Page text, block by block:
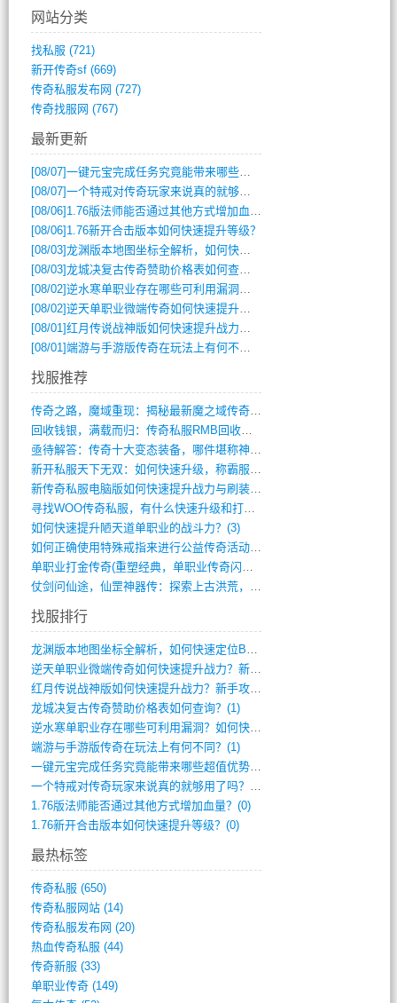
网站分类
找私服 (721)
新开传奇sf(669)
传奇私服发布网 (727)
传奇找服网 (767)
最新更新
[08/07]一键元宝完成任务究竟能带来哪些超值优势？
[08/07]一个特戒对传奇玩家来说真的就够用了吗？
[08/06] 1.76版法师能否通过其他方式增加血量？
[08/06] 1.76新开合击版本如何快速提升等级？
[08/03]龙渊版本地图坐标全解析，如何快速定位BOSS位置？
[08/03]龙城决复古传奇赞助价格表如何查询？
[08/02]逆水寒单职业存在哪些可利用漏洞？如何快速提升战力？
[08/02]逆天单职业微端传奇如何快速提升战力？新手必看攻略
[08/01]红月传说战神版如何快速提升战力？新手攻略全解析？
[08/01]端游与手游版传奇在玩法上有何不同？
找服推荐
传奇之路，魔域重现：揭秘最新魔之域传奇攻(712)
回收钱银，满载而归：传奇私服RMB回收装(548)
亟待解答：传奇十大变态装备，哪件堪称神器(347)
新开私服天下无双：如何快速升级，称霸服务(681)
新传奇私服电脑版如何快速提升战力与刷装备(835)
寻找WOO传奇私服，有什么快速升级和打宝(864)
如何快速提升陋天道单职业的战斗力？(3)
如何正确使用特殊戒指来进行公益传奇活动？(10)
单职业打金传奇(重塑经典，单职业传奇闪耀(10)
仗剑问仙途，仙罡神器传：探索上古洪荒，揭(813)
找服排行
龙渊版本地图坐标全解析，如何快速定位BO(3)
逆天单职业微端传奇如何快速提升战力？新手(2)
红月传说战神版如何快速提升战力？新手攻略(2)
龙城决复古传奇赞助价格表如何查询？(1)
逆水寒单职业存在哪些可利用漏洞？如何快速(1)
端游与手游版传奇在玩法上有何不同？(1)
一键元宝完成任务究竟能带来哪些超值优势？(0)
一个特戒对传奇玩家来说真的就够用了吗？(0)
1.76版法师能否通过其他方式增加血量？(0)
1.76新开合击版本如何快速提升等级？(0)
最热标签
传奇私服 (650)
传奇私服网站(14)
传奇私服发布网 (20)
热血传奇私服 (44)
传奇新服 (33)
单职业传奇(149)